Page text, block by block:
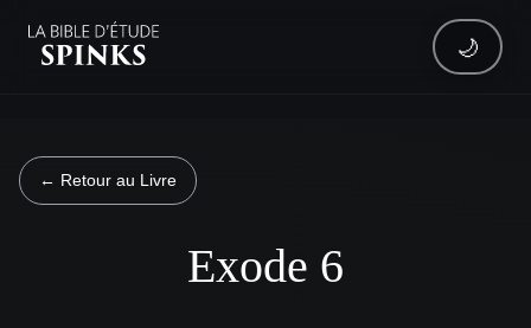
🌙
← Retour au Livre
Exode 6